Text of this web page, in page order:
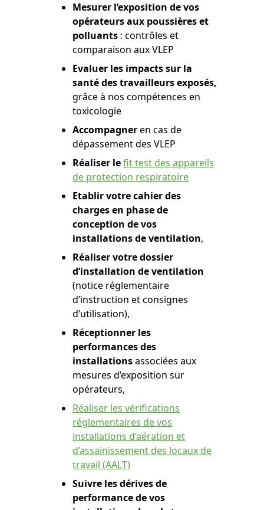
Mesurer l’exposition de vos
opérateurs aux poussières et
polluants : contrôles et
comparaison aux VLEP
Evaluer les impacts sur la
santé des travailleurs exposés,
grâce à nos compétences en
toxicologie
Accompagneren cas de
dépassement des VLEP
Réaliser lefit test des appareils
de protection respiratoire
Etablir votre cahier des
charges en phase de
conception de vos
installations de ventilation,
Réaliser votre dossier
d’installation de ventilation
(notice réglementaire
d’instruction et consignes
d’utilisation),
Réceptionner les
performances des
installationsassociées aux
mesures d’exposition sur
opérateurs,
Réaliser les vérifications
réglementaires de vos
installations d’aération et
d’assainissement des locaux de
travail (AALT)
Suivre les dérives de
performance de vos